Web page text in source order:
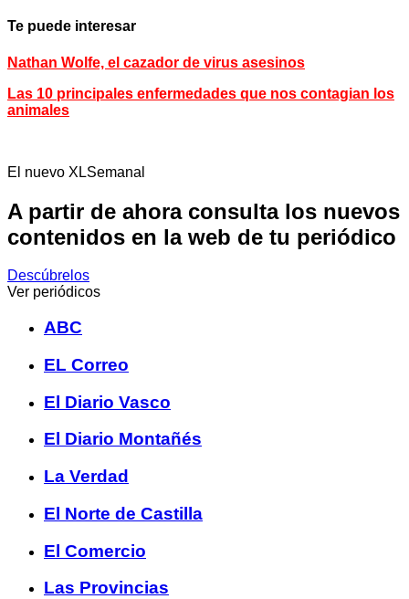
Te puede interesar
Nathan Wolfe, el cazador de virus asesinos
Las 10 principales enfermedades que nos contagian los
animales
El nuevo XLSemanal
A partir de ahora consulta los nuevos
contenidos en la web de tu periódico
Descúbrelos
Ver periódicos
ABC
EL Correo
El Diario Vasco
El Diario Montañés
La Verdad
El Norte de Castilla
El Comercio
Las Provincias